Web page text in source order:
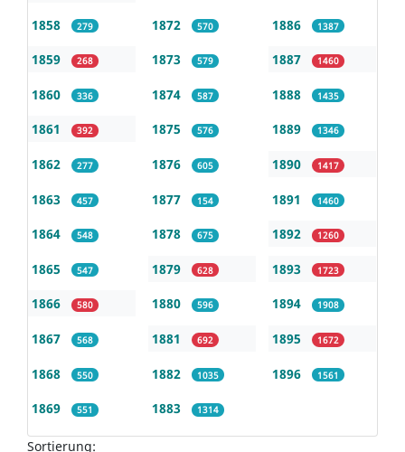
1858 279
1859 268
1860 336
1861 392
1862 277
1863 457
1864 548
1865 547
1866 580
1867 568
1868 550
1869 551
1872 570
1873 579
1874 587
1875 576
1876 605
1877 154
1878 675
1879 628
1880 596
1881 692
1882 1035
1883 1314
1886 1387
1887 1460
1888 1435
1889 1346
1890 1417
1891 1460
1892 1260
1893 1723
1894 1908
1895 1672
1896 1561
Sortierung: